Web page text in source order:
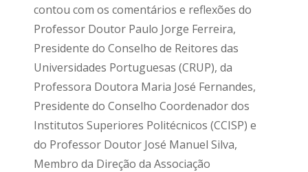
contou com os comentários e reflexões do
Professor Doutor Paulo Jorge Ferreira,
Presidente do Conselho de Reitores das
Universidades Portuguesas (CRUP), da
Professora Doutora Maria José Fernandes,
Presidente do Conselho Coordenador dos
Institutos Superiores Politécnicos (CCISP) e
do Professor Doutor José Manuel Silva,
Membro da Direção da Associação